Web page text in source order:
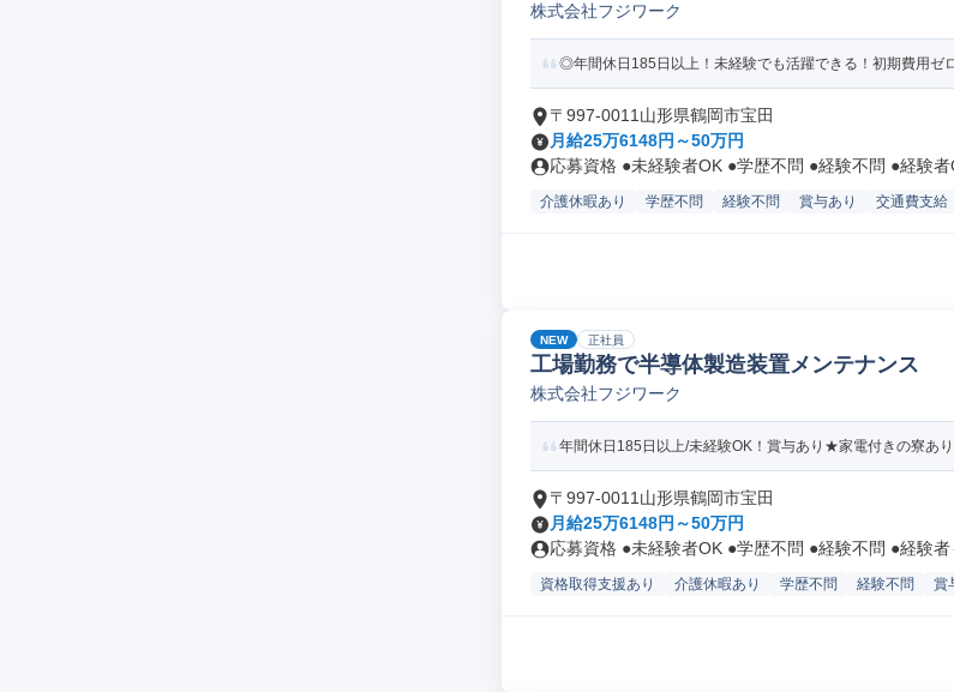
株式会社フジワーク
◎年間休日185日以上！未経験でも活躍できる！初期費用ゼ
〒997-0011山形県鶴岡市宝田
月給25万6148円～50万円
応募資格 ●未経験者OK ●学歴不問 ●経験不問 ●経験者
介護休暇あり 学歴不問 経験不問 賞与あり 交通費支給
NEW 正社員
工場勤務で半導体製造装置メンテナンス
株式会社フジワーク
年間休日185日以上/未経験OK！賞与あり★家電付きの寮あ
〒997-0011山形県鶴岡市宝田
月給25万6148円～50万円
応募資格 ●未経験者OK ●学歴不問 ●経験不問 ●経験者
資格取得支援あり 介護休暇あり 学歴不問 経験不問 賞